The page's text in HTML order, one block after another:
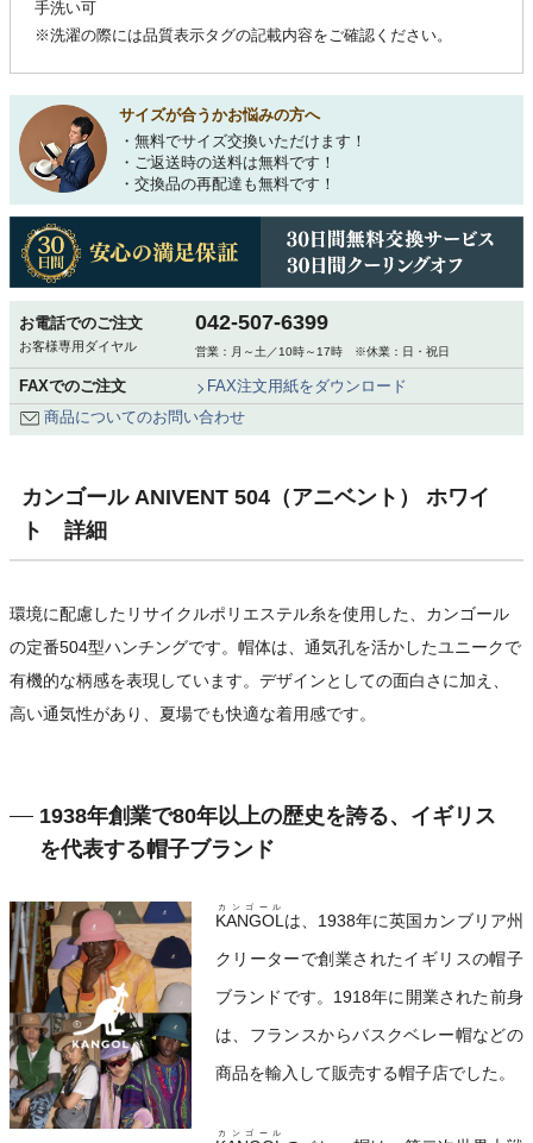
手洗い可
※洗濯の際には品質表示タグの記載内容をご確認ください。
サイズが合うかお悩みの方へ
・無料でサイズ交換いただけます！
・ご返送時の送料は無料です！
・交換品の再配達も無料です！
お電話でのご注文
お客様専用ダイヤル
042-507-6399
営業：月～土／10時～17時 ※休業：日・祝日
FAXでのご注文
FAX注文用紙をダウンロード
商品についてのお問い合わせ
カンゴール ANIVENT 504（アニベント） ホワイ
ト 詳細
環境に配慮したリサイクルポリエステル糸を使用した、カンゴール
の定番504型ハンチングです。帽体は、通気孔を活かしたユニークで
有機的な柄感を表現しています。デザインとしての面白さに加え、
高い通気性があり、夏場でも快適な着用感です。
1938年創業で80年以上の歴史を誇る、イギリス
を代表する帽子ブランド
KANGOL
カンゴール
は、1938年に英国カンブリア州
クリーターで創業されたイギリスの帽子
ブランドです。1918年に開業された前身
は、フランスからバスクベレー帽などの
商品を輸入して販売する帽子店でした。
カンゴール